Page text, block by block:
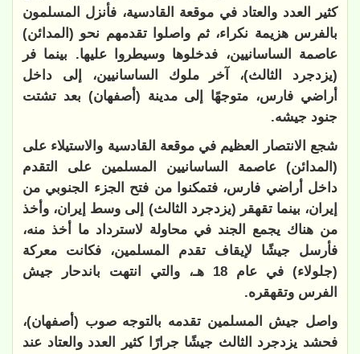
كثير العدد والعتاد في موقعة القادسية، فأنزل المسلمون
بالفرس هزيمة نكراء، ثم واصلوا تقدمهم نحو (المدائن)
عاصمة الساسانيين، فدخلوها وسيطروا عليها. بينما فر
(يزدجرد الثالث)، آخر ملوك الساسانيين، إلى داخل
أراضي فارس، متوجهًا إلى مدينة (أصفهان) بعد تشتت
جنود جيشه.
شجع الانتصار العظيم في موقعة القادسية والاستيلاء على
(المدائن) عاصمة الساسانيين المسلمين على التقدم
داخل أراضي فارس، فتمكنوا من فتح الجزء الجنوبي من
إيران، بينما تقهقر (يزدجرد الثالث) إلى وسط إيران، وأخذ
من هناك يجمع الجند في محاولة لاسترداد ما أخذ منه،
فأرسل جيشًا لإيقاف تقدم المسلمين، فكانت معركة
(جلولاء) في عام 18 هـ، والتي انتهت باندحار جيش
الفرس وتقهقره.
واصل جيش المسلمين تقدمه بالتوجه صوب (أصفهان)،
فحشد يزدجرد الثالث جيشًا جرارًا كثير العدد والعتاد عند